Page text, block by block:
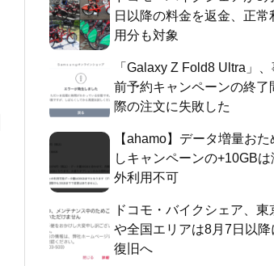
日以降の料金を返金、正常
用分も対象
「Galaxy Z Fold8 Ultra」
前予約キャンペーンの終了
際の注文に失敗した
【ahamo】データ増量おた
しキャンペーンの+10GBは
外利用不可
ドコモ・バイクシェア、東
や全国エリアは8月7日以降
復旧へ